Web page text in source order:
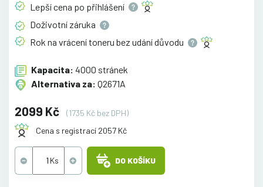
Lepší cena po přihlášení
Doživotní záruka
Rok na vrácení toneru bez udánídůvodu
Kapacita: 4000 stránek
Alternativa za: Q2671A
2099 Kč
(1735 Kč bez DPH)
Cena s registrací 2057 Kč
DO KOŠÍKU